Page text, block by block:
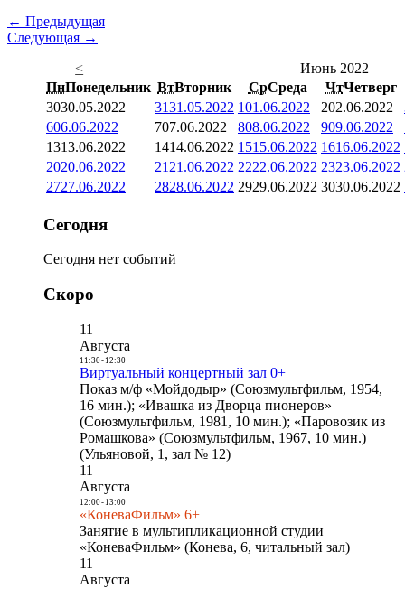
← Предыдущая
Следующая →
<
Июнь 2022
ПнПонедельник ВтВторник СрСреда ЧтЧетверг
3030.05.2022 3131.05.2022 101.06.2022 202.06.2022
606.06.2022 707.06.2022 808.06.2022 909.06.2022
1313.06.2022 1414.06.2022 1515.06.2022 1616.06.2022
2020.06.2022 21 21.06.2022 2222.06.2022 2323.06.2022
2727.06.2022 2828.06.2022 2929.06.2022 3030.06.2022
Сегодня
Сегодня нет событий
Скоро
11
Августа
11:30- 12:30
Виртуальный концертный зал 0+
Показ м/ф «Мойдодыр» (Союзмультфильм, 1954,
16 мин.); «Ивашка из Дворца пионеров»
(Союзмультфильм, 1981, 10 мин.); «Паровозик из
Ромашкова» (Союзмультфильм, 1967, 10 мин.)
(Ульяновой, 1, зал № 12)
11
Августа
12:00- 13:00
«КоневаФильм» 6+
Занятие в мультипликационной студии
«КоневаФильм» (Конева, 6, читальный зал)
11
Августа